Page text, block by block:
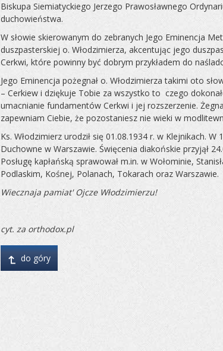
Biskupa Siemiatyckiego Jerzego Prawosławnego
duchowieństwa.
W słowie skierowanym do zebranych Jego Eminencja
duszpasterskiej o. Włodzimierza, akcentując jego
Cerkwi, które powinny być dobrym przykładem do
Jego Eminencja pożegnał o. Włodzimierza takimi oto
– Cerkiew i dziękuje Tobie za wszystko to czego
umacnianie fundamentów Cerkwi i jej rozszerzenie.
zapewniam Ciebie, że pozostaniesz nie wieki w
Ks. Włodzimierz urodził się 01.08.1934 r. w Klejnikach.
Duchowne w Warszawie. Święcenia diakońskie przyjął
Posługę kapłańską sprawował m.in. w Wołominie,
Podlaskim, Kośnej, Polanach, Tokarach oraz Warszawie.
Wiecznaja pamiat' Ojcze Włodzimierzu!
cyt. za orthodox.pl
↴ do góry